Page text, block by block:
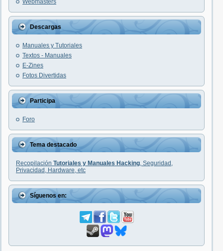
Webmasters
Descargas
Manuales y Tutoriales
Textos - Manuales
E-Zines
Fotos Divertidas
Participa
Foro
Tema destacado
Recopilación Tutoriales y Manuales Hacking, Seguridad,
Privacidad, Hardware, etc
Síguenos en: